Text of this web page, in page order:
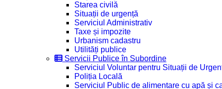
Starea civilă
Situații de urgență
Serviciul Administrativ
Taxe și impozite
Urbanism cadastru
Utilități publice
Servicii Publice în Subordine
Serviciul Voluntar pentru Situații de
Poliția Locală
Serviciul Public de alimentare cu apă și